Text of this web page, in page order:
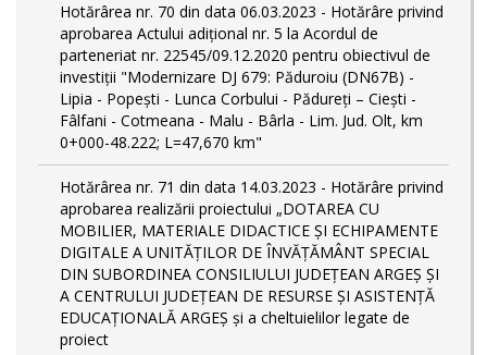
Hotărârea nr. 70 din data 06.03.2023 - Hotărâre privind
aprobarea Actului adițional nr. 5 la Acordul de
parteneriat nr. 22545/09.12.2020 pentru obiectivul de
investiții "Modernizare DJ 679: Păduroiu (DN67B) -
Lipia - Popești - Lunca Corbului - Pădureți – Ciești -
Fâlfani - Cotmeana - Malu - Bârla - Lim. Jud. Olt, km
0+000-48.222; L=47,670 km"
Hotărârea nr. 71 din data 14.03.2023 - Hotărâre privind
aprobarea realizării proiectului „DOTAREA CU
MOBILIER, MATERIALE DIDACTICE ȘI ECHIPAMENTE
DIGITALE A UNITĂȚILOR DE ÎNVĂȚĂMÂNT SPECIAL
DIN SUBORDINEA CONSILIULUI JUDEȚEAN ARGEȘ ȘI
A CENTRULUI JUDEȚEAN DE RESURSE ȘI ASISTENȚĂ
EDUCAȚIONALĂ ARGEȘ și a cheltuielilor legate de
proiect